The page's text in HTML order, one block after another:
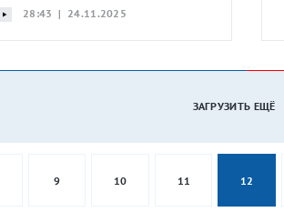
28:43 | 24.11.2025
ЗАГРУЗИТЬ ЕЩЁ
9 10 11 12